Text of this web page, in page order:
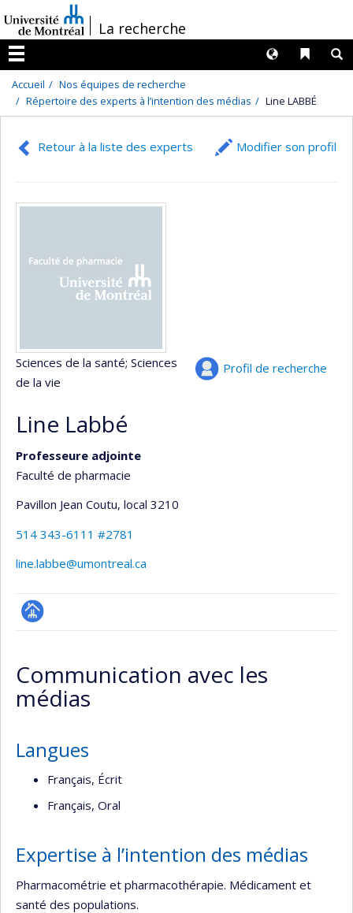
au
contenu
/La recherche
Menu
Liens
Langues
Accueil
Nos équipes de recherche
Répertoire des experts à l’intention des médias
Line LABBÉ
Retour à la liste des experts Modifier son profil
Profil de recherche
Sciences de la santé; Sciences
de la vie
Line Labbé
Professeure adjointe
Faculté de pharmacie
Pavillon Jean Coutu, local 3210
514 343-6111 #2781
line.labbe@umontreal.ca
Page
(faculté,département,école)
Communication avec les
médias
Langues
Français, Écrit
Français, Oral
Expertise à l’intention des médias
Pharmacométrie et pharmacothérapie. Médicament et
santé des populations.